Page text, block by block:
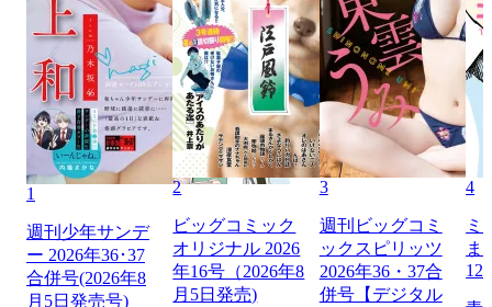
1
週刊少年サンデ
ー 2026年36･37
合併号(2026年8
月5日発売号)
2
ビッグコミック
オリジナル 2026
年16号（2026年8
月5日発売)
3
週刊ビッグコミ
ックスピリッツ
2026年36・37合
併号【デジタル
4
ミ
ま
129